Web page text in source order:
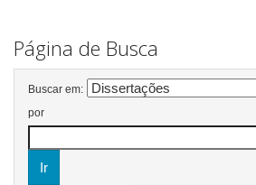
Página de Busca
Buscar em:
por